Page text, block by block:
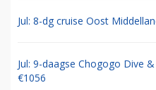
Jul: 8-dg cruise Oost
Jul: 9-daagse Chogogo Dive
€1056